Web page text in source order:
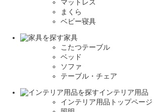
マットレス
まくら
ベビー寝具
家具
こたつテーブル
ベッド
ソファ
テーブル・チェア
インテリア用品
インテリア用品トップページ